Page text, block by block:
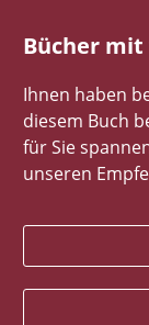
Bücher
Ihnen haben
diesem Buch
für Sie
unseren